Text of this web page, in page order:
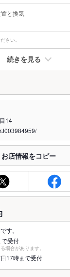
と換気
さい。
続きを見る
する法律が施行されています
れば最大65名まで可能
14
お店情報をコピー
す。
で受付
場合があります。
17時まで受付